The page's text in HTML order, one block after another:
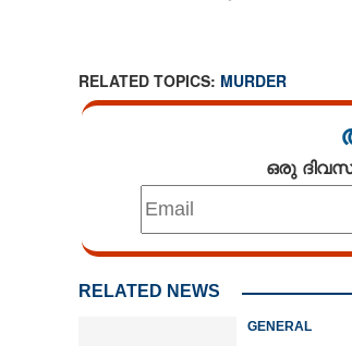
RELATED TOPICS: MURDER
ഒരു
RELATED NEWS
GENERAL